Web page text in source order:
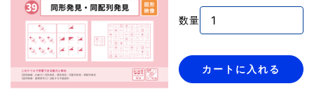
数量
カートに入れる